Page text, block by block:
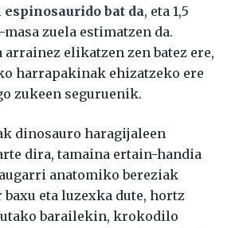
bat da, eta 1,5
zuela estimatzen da.
arrainez elikatzen zen batez ere,
harrapakinak ehizatzeko ere
zukeen seguruenik.
dinosauro haragijaleen
dira, tamaina ertain-handia
anatomiko bereziak
baxu eta luzexka dute, hortz
barailekin, krokodilo